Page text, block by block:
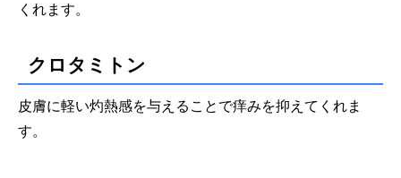
くれます。
クロタミトン
皮膚に軽い灼熱感を与えることで痒みを抑え てくれま
す。